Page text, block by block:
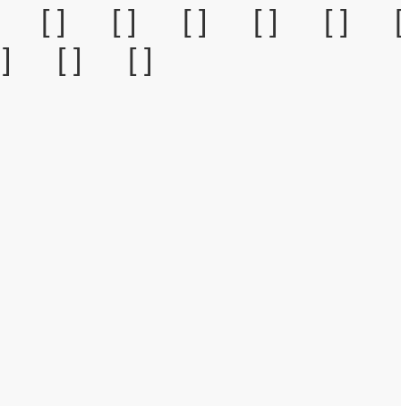
[ ]
[ ] [ ] [ ] [ ]
]
[ ] [ ]